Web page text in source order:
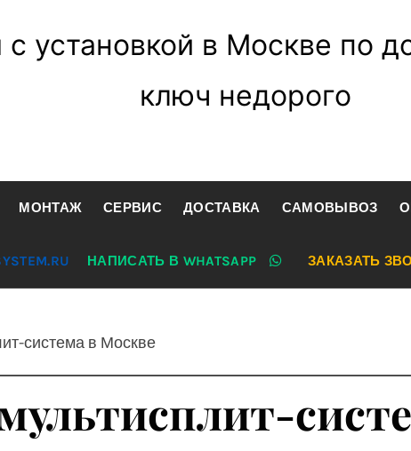
установкой в Москве по
ключ недорого
МОНТАЖ СЕРВИС ДОСТАВКА САМОВЫВОЗ
НАПИСАТЬ В WHATSAPP ЗАКАЗАТЬ
система в Москве